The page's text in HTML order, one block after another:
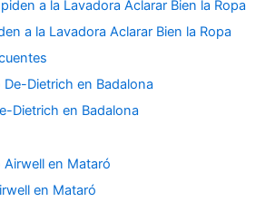
a la Lavadora Aclarar Bien la Ropa
Dietrich en Badalona
en Mataró